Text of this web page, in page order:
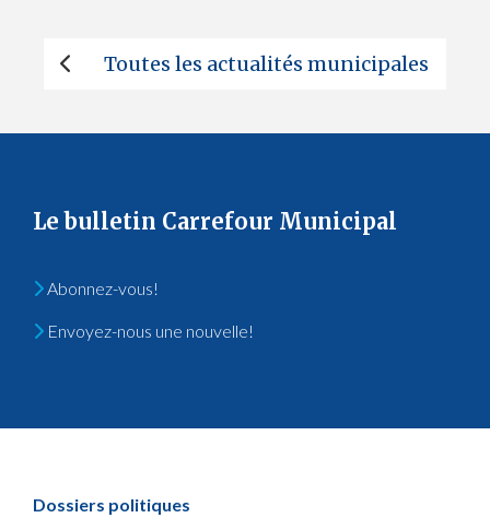
Toutes les actualités municipales
Le bulletin Carrefour Municipal
Abonnez-vous!
Envoyez-nous une nouvelle!
Dossiers politiques